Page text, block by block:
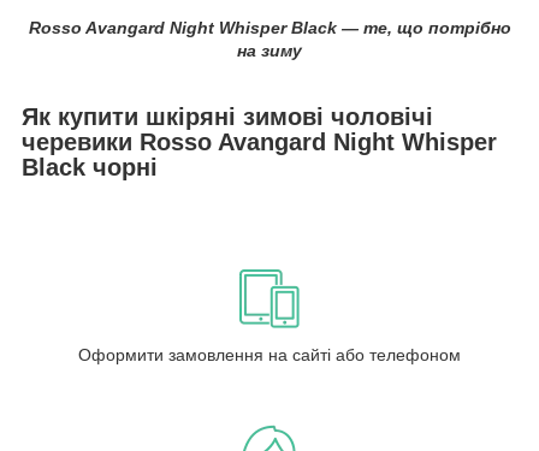
Rosso Avangard Night Whisper Black — те, що потрібно
на зиму
Як купити шкіряні зимові чоловічі
черевики Rosso Avangard Night Whisper
Black чорні
Оформити замовлення на сайті або телефоном